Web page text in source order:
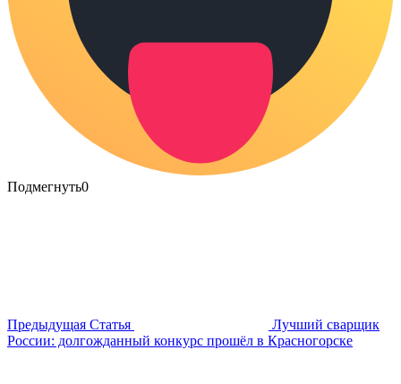
Подмегнуть0
Предыдущая Статья
Лучший сварщик
России: долгожданный конкурс прошёл в Красногорске